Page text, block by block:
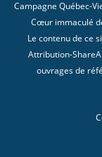
Campagne Québec-
Cœur immaculé
Le contenu de ce
Attribution-
ouvrages de